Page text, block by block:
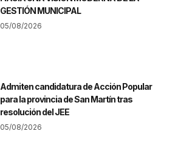
GESTIÓN MUNICIPAL
05/08/2026
Admiten candidatura de Acción Popular
para la provincia de San Martín tras
resolución del JEE
05/08/2026